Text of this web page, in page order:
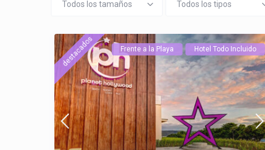
Todos los tamaños Todos los tipos
destacados Frente a la Playa Hotel Todo Incluido